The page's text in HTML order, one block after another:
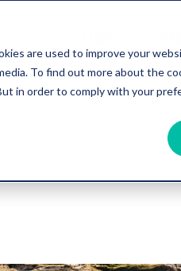
are used to improve your
To find out more about the
in order to comply with your